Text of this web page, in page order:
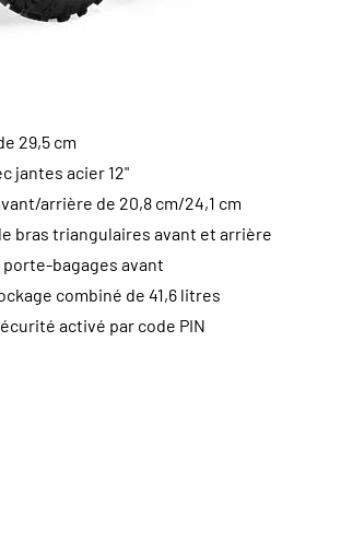
29,5 cm
jantes acier 12"
arrière de 20,8 cm/24,1 cm
bras triangulaires avant et arrière
bagages avant
combiné de 41,6 litres
activé par code PIN